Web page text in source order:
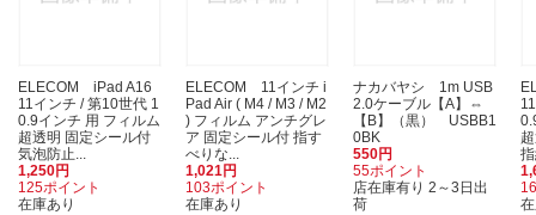
ELECOM iPad A16
11インチ / 第10世代 1
0.9インチ 用 フィルム
超透明 固定シール付
気泡防止...
1,250円
125ポイント
在庫あり
ELECOM 11インチ i
Pad Air ( M4 / M3 / M2
) フィルム アンチグレ
ア 固定シール付 指す
べりな...
1,021円
103ポイント
在庫あり
ナカバヤシ 1m USB
2.0ケーブル【A】⇔
【B】（黒） USBB1
0BK
550円
55ポイント
店在庫有り 2～3日出
荷